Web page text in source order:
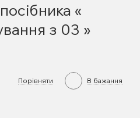
«
з 03 »
Порівняти В бажання